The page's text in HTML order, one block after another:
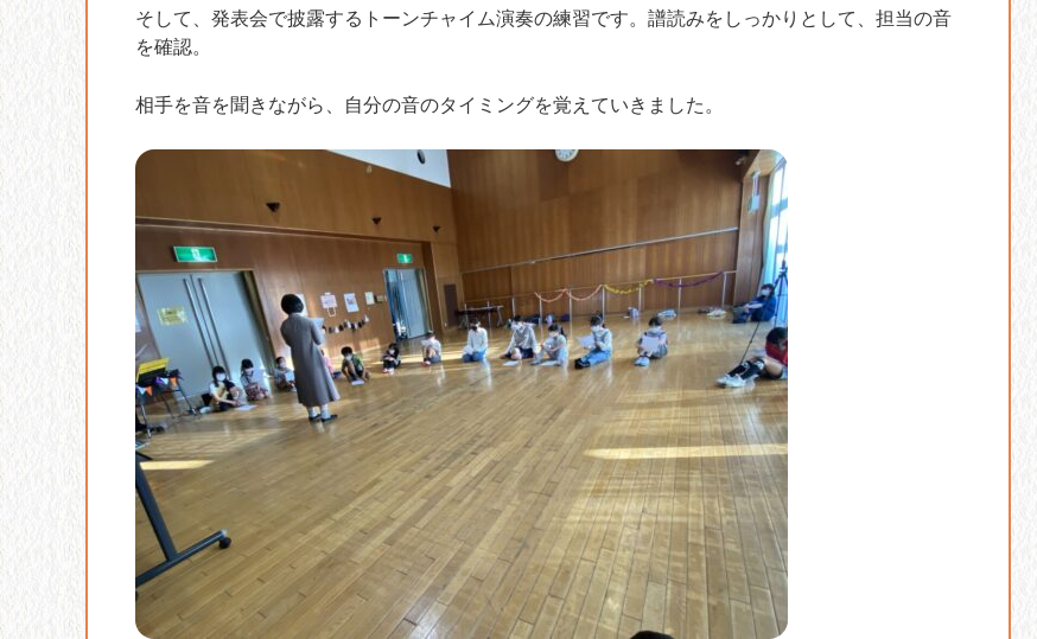
そして、発表会で披露するトーンチャイム演奏の練習です。譜読みをしっかりとして、担当の音
を確認。
相手を音を聞きながら、自分の音のタイミングを覚えていきました。